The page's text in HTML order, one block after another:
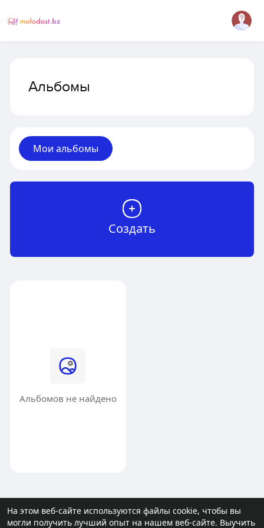
На этом веб-сайте используются файлы cookie, чтобы вы
могли получить лучший опыт на нашем веб-сайте. Выучить
Альбомы
Мои альбомы
Создать
Альбомов не найдено
© 2026 molodost.bz